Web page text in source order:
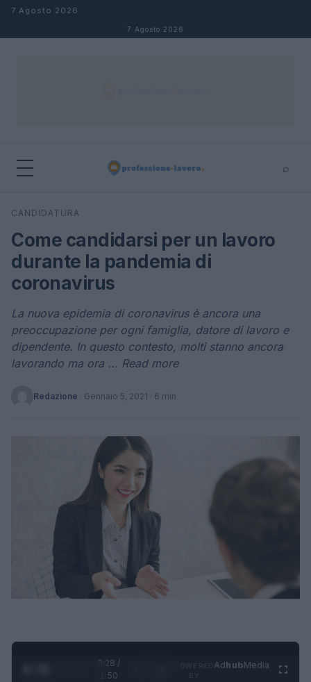
Salta al contenuto
7 Agosto 2026
7 Agosto 2026
⌕
Cerca
CANDIDATURA
Come candidarsi per un lavoro
durante la pandemia di
coronavirus
La nuova epidemia di coronavirus è ancora una
preoccupazione per ogni famiglia, datore di lavoro e
dipendente. In questo contesto, molti stanno ancora
lavorando ma ora ... Read more
Redazione · Gennaio 5, 2021 · 6 min
0:29 /
1:50
AdhubMedia